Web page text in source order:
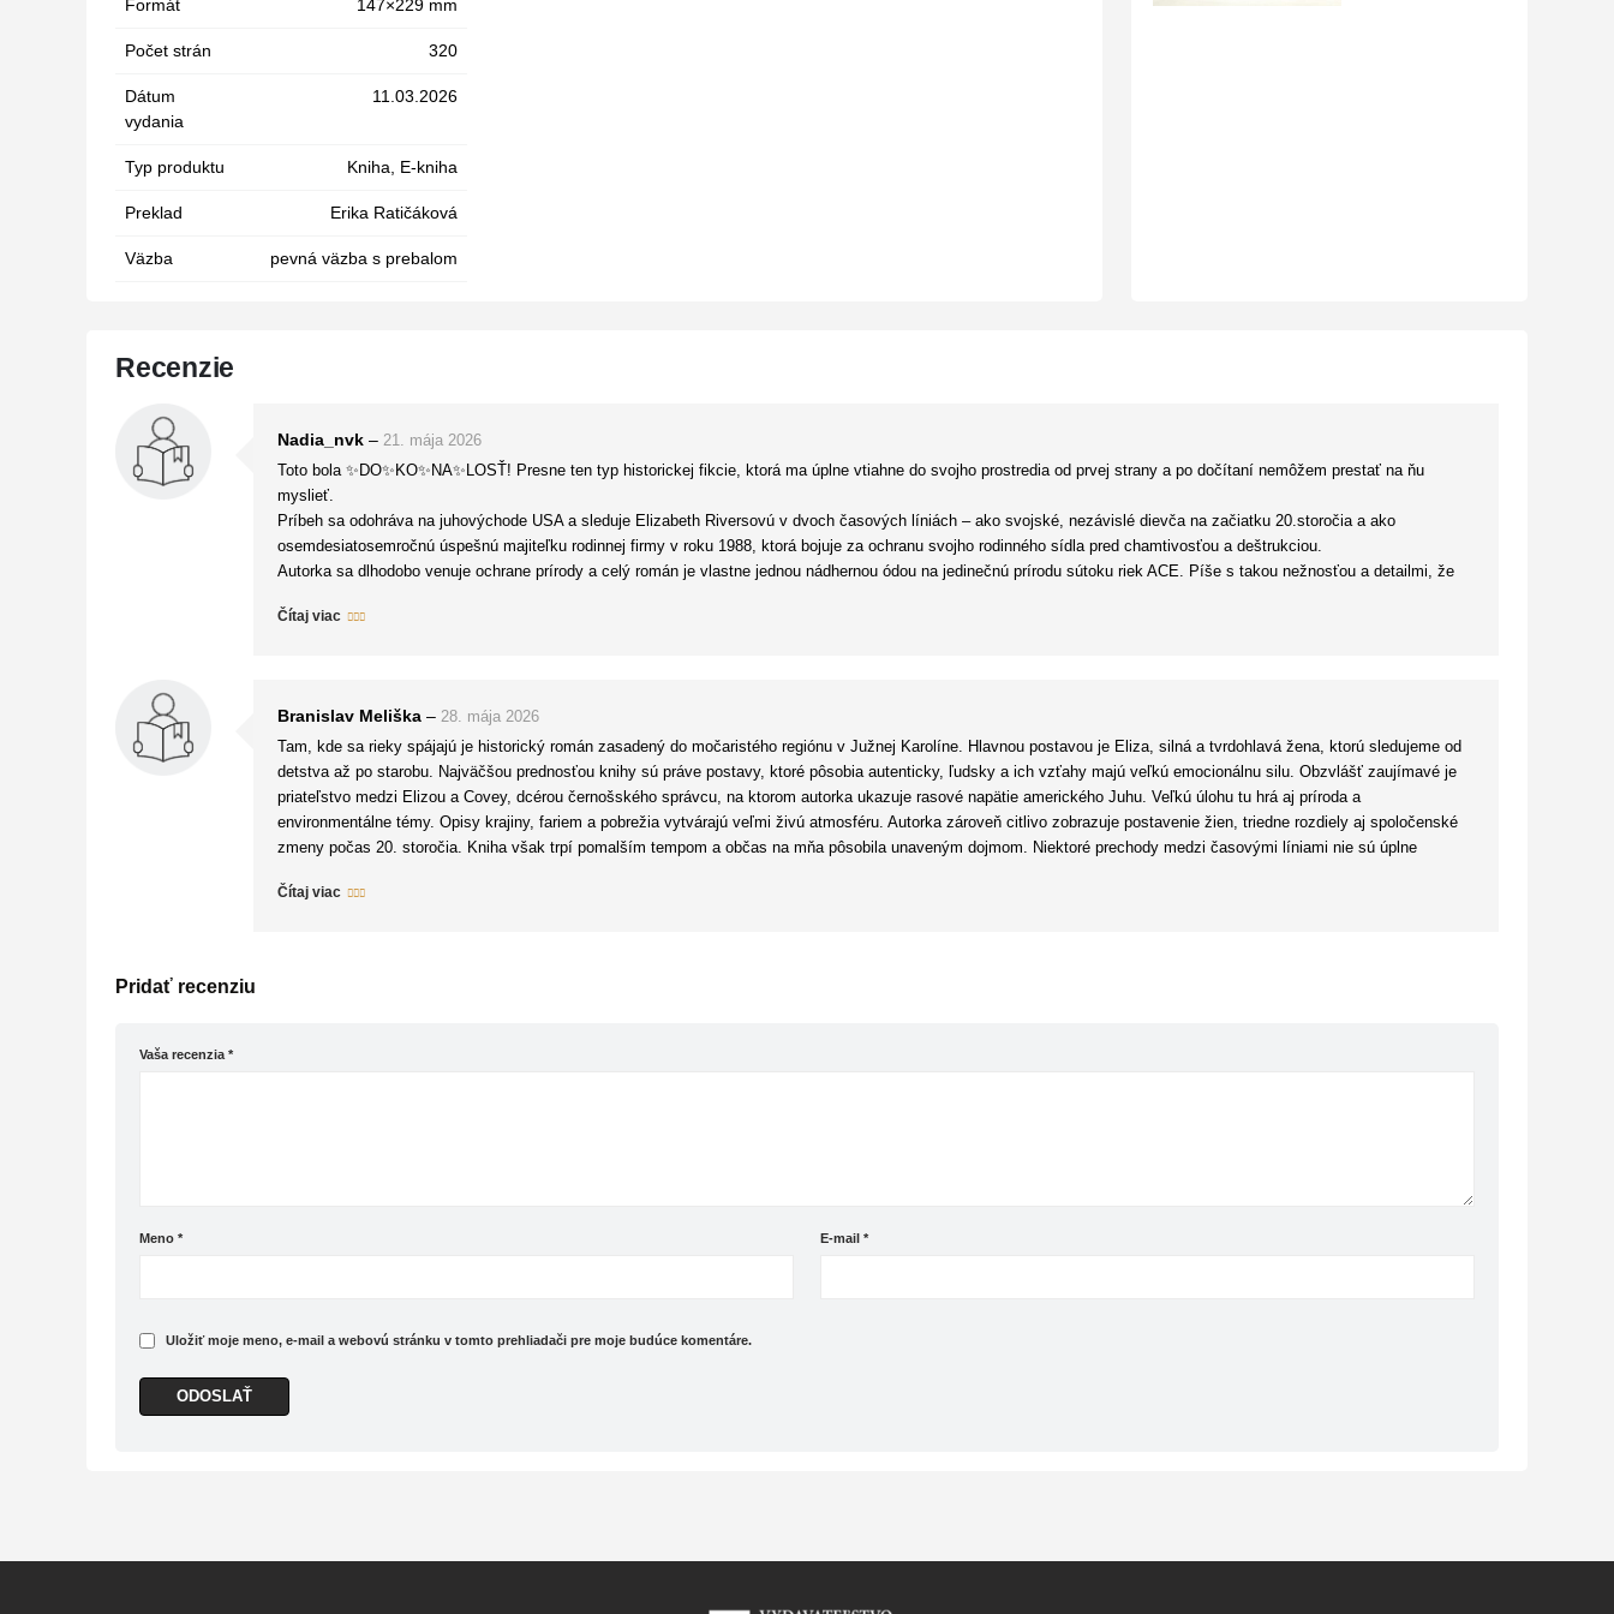
Formát 147×229 mm
Počet strán 320
Dátum
vydania
11.03.2026
Typ produktu Kniha, E-kniha
Preklad Erika Ratičáková
Väzba pevná väzba s prebalom
Recenzie
Nadia_nvk – 21. mája 2026
Toto bola ✨DO✨KO✨NA✨LOSŤ! Presne ten typ historickej fikcie, ktorá ma úplne vtiahne do svojho prostredia od prvej strany a po dočítaní nemôžem prestať na ňu
myslieť.
Príbeh sa odohráva na juhovýchode USA a sleduje Elizabeth Riversovú v dvoch časových líniách – ako svojské, nezávislé dievča na začiatku 20.storočia a ako
osemdesiatosemročnú úspešnú majiteľku rodinnej firmy v roku 1988, ktorá bojuje za ochranu svojho rodinného sídla pred chamtivosťou a deštrukciou.
Autorka sa dlhodobo venuje ochrane prírody a celý román je vlastne jednou nádhernou ódou na jedinečnú prírodu sútoku riek ACE. Píše s takou nežnosťou a detailmi, že
vtákom, rastlinkou či chrobákom z tohto prostredia.
je pritom prirodzene votkané do deja, a nepôsobí nútene alebo nasilu.
Ak máte radi bohato vrstvené príbehy, viacgeneračné rodinné ságy a prostredie, ktoré vás pohltí, Rieky si určite prečítajte. A nezlaknite sa, keď koniec bude úplne
nedokončený – to len preto, že je to prvá kniha v duológii, takže viacero vecí zostáva nedovysvetlených alebo nevyriešených. Budúci rok by sme sa mali dočkať
pokračovania ✊
Čítaj viac
Branislav Meliška – 28. mája 2026
Tam, kde sa rieky spájajú je historický román zasadený do močaristého regiónu v Južnej Karolíne. Hlavnou postavou je Eliza, silná a tvrdohlavá žena, ktorú sledujeme od
detstva až po starobu. Najväčšou prednosťou knihy sú práve postavy, ktoré pôsobia autenticky, ľudsky a ich vzťahy majú veľkú emocionálnu silu. Obzvlášť zaujímavé je
priateľstvo medzi Elizou a Covey, dcérou černošského správcu, na ktorom autorka ukazuje rasové napätie amerického Juhu. Veľkú úlohu tu hrá aj príroda a
environmentálne témy. Opisy krajiny, fariem a pobrežia vytvárajú veľmi živú atmosféru. Autorka zároveň citlivo zobrazuje postavenie žien, triedne rozdiely aj spoločenské
zmeny počas 20. storočia. Kniha však trpí pomalším tempom a občas na mňa pôsobila unaveným dojmom. Niektoré prechody medzi časovými líniami nie sú úplne
Čítaj viac
Pridať recenziu
Vaša recenzia*
Meno * E-mail*
Uložiť moje meno, e-mail a webovú stránku v tomto prehliadači pre moje budúce komentáre.